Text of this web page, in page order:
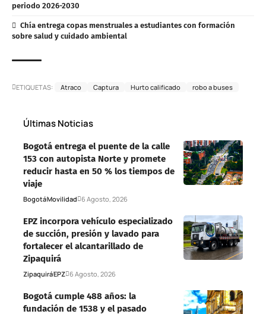
periodo 2026-2030
Chía entrega copas menstruales a estudiantes con formación
sobre salud y cuidado ambiental
ETIQUETAS: Atraco Captura Hurto calificado robo a buses
Últimas Noticias
Bogotá entrega el puente de la calle
153 con autopista Norte y promete
reducir hasta en 50 % los tiempos de
viaje
BogotáMovilidad 6 Agosto, 2026
EPZ incorpora vehículo especializado
de succión, presión y lavado para
fortalecer el alcantarillado de
Zipaquirá
ZipaquiráEPZ 6 Agosto, 2026
Bogotá cumple 488 años: la
fundación de 1538 y el pasado